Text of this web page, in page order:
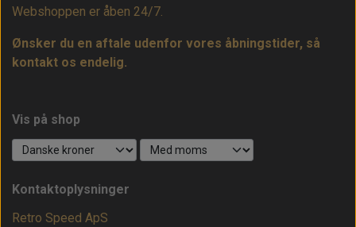
Webshoppen er åben 24/7.
Ønsker du en aftale udenfor vores åbningstider, så
kontakt os endelig.
Vis på shop
Kontaktoplysninger
Retro Speed ApS